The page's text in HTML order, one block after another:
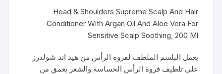
Head & Shoulders Supreme Scalp And Hair
Conditioner With Argan Oil And Aloe Vera For
Sensitive Scalp Soothing, 200 Ml
يعمل البلسم الملطف لفروة الرأس من هيد اند شولدرز
على تلطيف فروة الرأس الحساسة والشعر بعمق من